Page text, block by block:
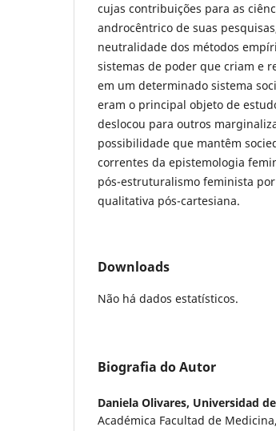
cujas contribuições para as
androcêntrico de suas
neutralidade dos métodos
sistemas de poder que criam e
em um determinado sistema
eram o principal objeto de
deslocou para outros
possibilidade que mantêm
correntes da epistemologia
pós-estruturalismo feminista
qualitativa pós-cartesiana.
Downloads
Não há dados estatísticos.
Biografia do Autor
Daniela Olivares, Universidad
Académica Facultad de